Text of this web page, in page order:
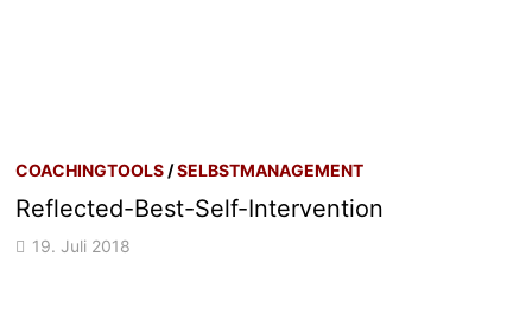
COACHINGTOOLS /SELBSTMANAGEMENT
Reflected-Best-Self-Intervention
19. Juli 2018